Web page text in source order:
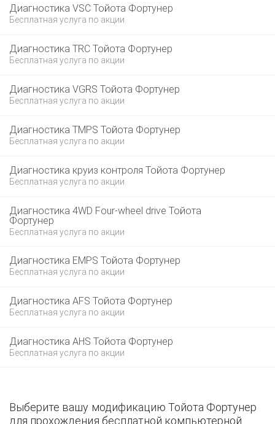
Диагностика VSC Тойота Фортунер
Бесплатная услуга по акции
Диагностика TRC Тойота Фортунер
Бесплатная услуга по акции
Диагностика VGRS Тойота Фортунер
Бесплатная услуга по акции
Диагностика TMPS Тойота Фортунер
Бесплатная услуга по акции
Диагностика круиз контроля Тойота Фортунер
Бесплатная услуга по акции
Диагностика 4WD Four-wheel drive Тойота
Фортунер
Бесплатная услуга по акции
Диагностика EMPS Тойота Фортунер
Бесплатная услуга по акции
Диагностика AFS Тойота Фортунер
Бесплатная услуга по акции
Диагностика AHS Тойота Фортунер
Бесплатная услуга по акции
Выберите вашу модификацию Тойота Фортунер
для прохождения бесплатной компьютерной